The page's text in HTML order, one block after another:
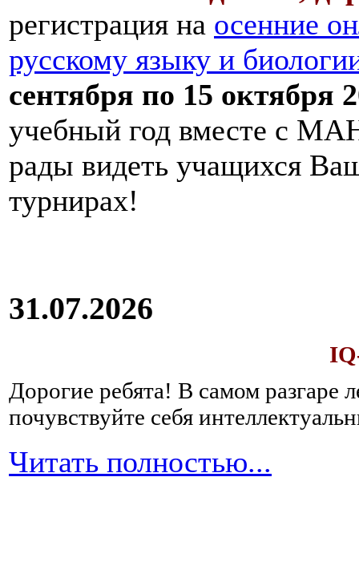
регистрация на осенние
русскому языку и
сентября по 15 октября
учебный год вместе с
рады видеть учащихся
турнирах!
31.07.2026
Дорогие ребята! В самом разгаре
почувствуйте себя
Читать полностью...